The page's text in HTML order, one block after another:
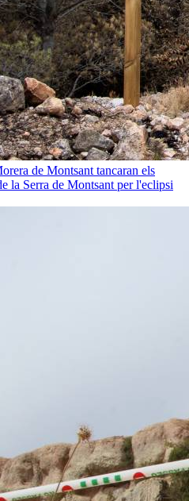
de Montsant tancaran els
la Serra de Montsant per l'eclipsi